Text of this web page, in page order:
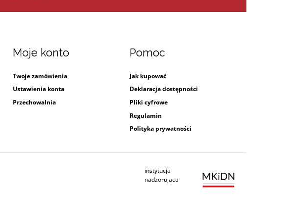
Moje konto
Twoje zamówienia
Ustawienia konta
Przechowalnia
Pomoc
Jak kupować
Deklaracja dostępności
Pliki cyfrowe
Regulamin
Polityka prywatności
instytucja
nadzorująca Ministerstwo Kultury i Dziedzictwa